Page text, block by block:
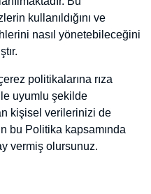
internet sitesi için geçerli olup,
site üzerinde trafik analizi